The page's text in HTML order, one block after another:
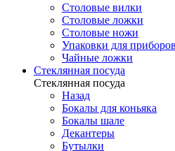
Столовые вилки
Столовые ложки
Столовые ножи
Упаковки для приборов
Чайные ложки
Стеклянная посуда
Стеклянная посуда
Назад
Бокалы для коньяка
Бокалы шале
Декантеры
Бутылки